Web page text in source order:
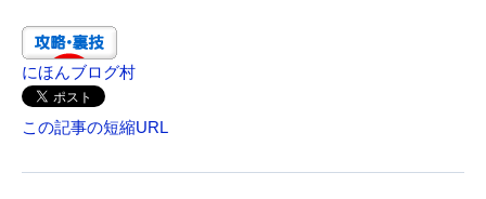
にほんブログ村
この記事の短縮URL